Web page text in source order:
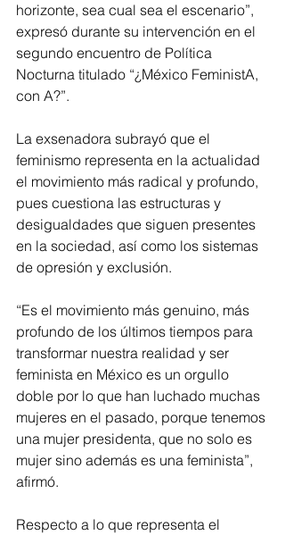
horizonte, sea cual sea el escenario”,
expresó durante su intervención en el
segundo encuentro de Política
Nocturna titulado “¿México FeministA,
con A?”.
La exsenadora subrayó que el
feminismo representa en la actualidad
el movimiento más radical y profundo,
pues cuestiona las estructuras y
desigualdades que siguen presentes
en la sociedad, así como los sistemas
de opresión y exclusión.
“Es el movimiento más genuino, más
profundo de los últimos tiempos para
transformar nuestra realidad y ser
feminista en México es un orgullo
doble por lo que han luchado muchas
mujeres en el pasado, porque tenemos
una mujer presidenta, que no solo es
mujer sino además es una feminista”,
afirmó.
Respecto a lo que representa el